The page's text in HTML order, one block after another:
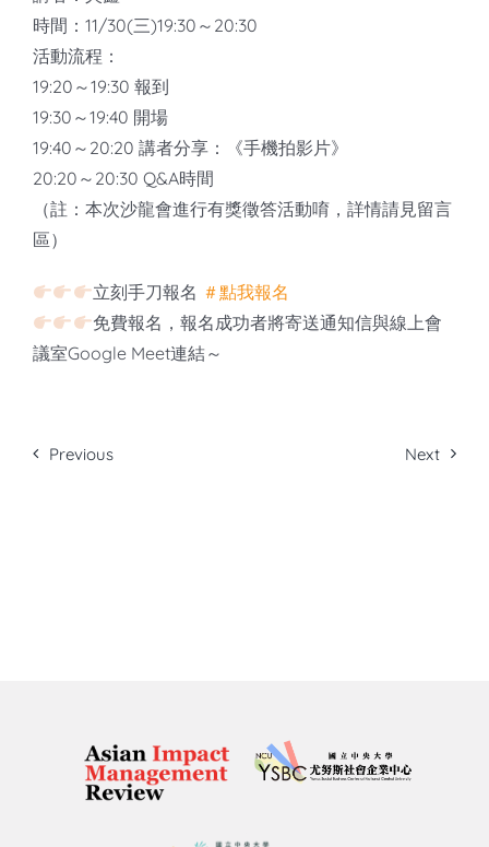
時間：11/30(三)19:30～20:30
活動流程：
19:20～19:30 報到
19:30～19:40 開場
19:40～20:20 講者分享：《手機拍影片》
20:20～20:30 Q&A時間
（註：本次沙龍會進行有獎徵答活動唷，詳情請見留言
區）
立刻手刀報名 ＃點我報名
免費報名，報名成功者將寄送通知信與線上會
議室Google Meet連結～
Previous Next